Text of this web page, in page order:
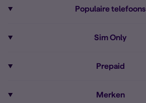
Alle telefoons
Populaire telefoons
iPhone 16
Sim Only
Onbeperkt bellen
Prepaid
Merken